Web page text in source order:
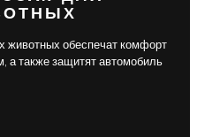
обеспечат комфорт
а также защитят автомобиль